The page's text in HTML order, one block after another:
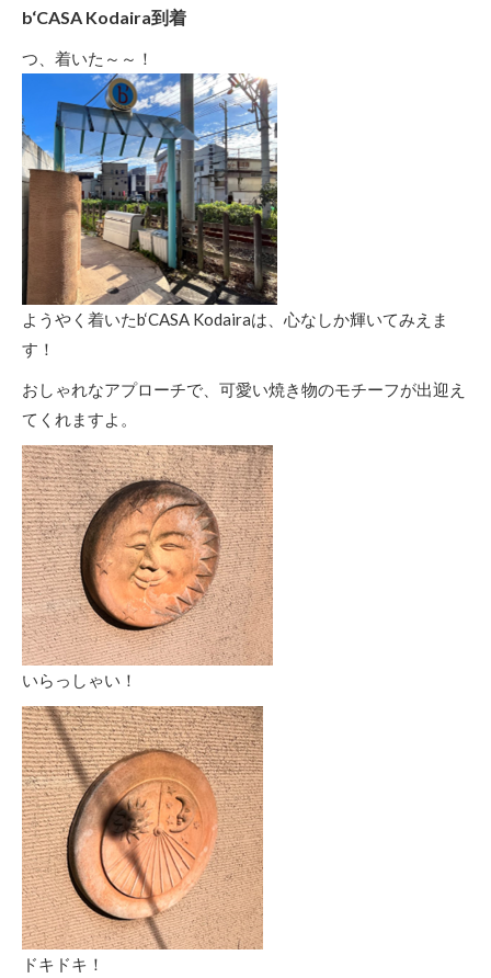
b‘CASA Kodaira到着
つ、着いた～～！
ようやく着いたb‘CASA Kodairaは、心なしか輝いてみえま
す！
おしゃれなアプローチで、可愛い焼き物のモチーフが出迎え
てくれますよ。
いらっしゃい！
ドキドキ！